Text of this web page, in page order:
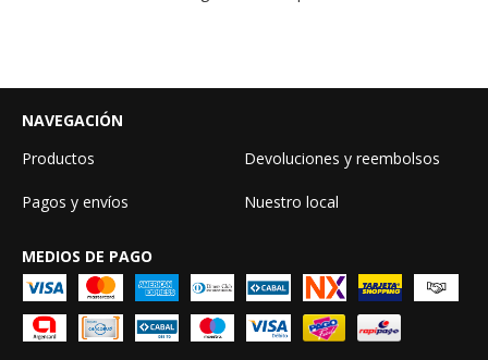
NAVEGACIÓN
Productos
Devoluciones y reembolsos
Pagos y envíos Nuestro local
MEDIOS DE PAGO